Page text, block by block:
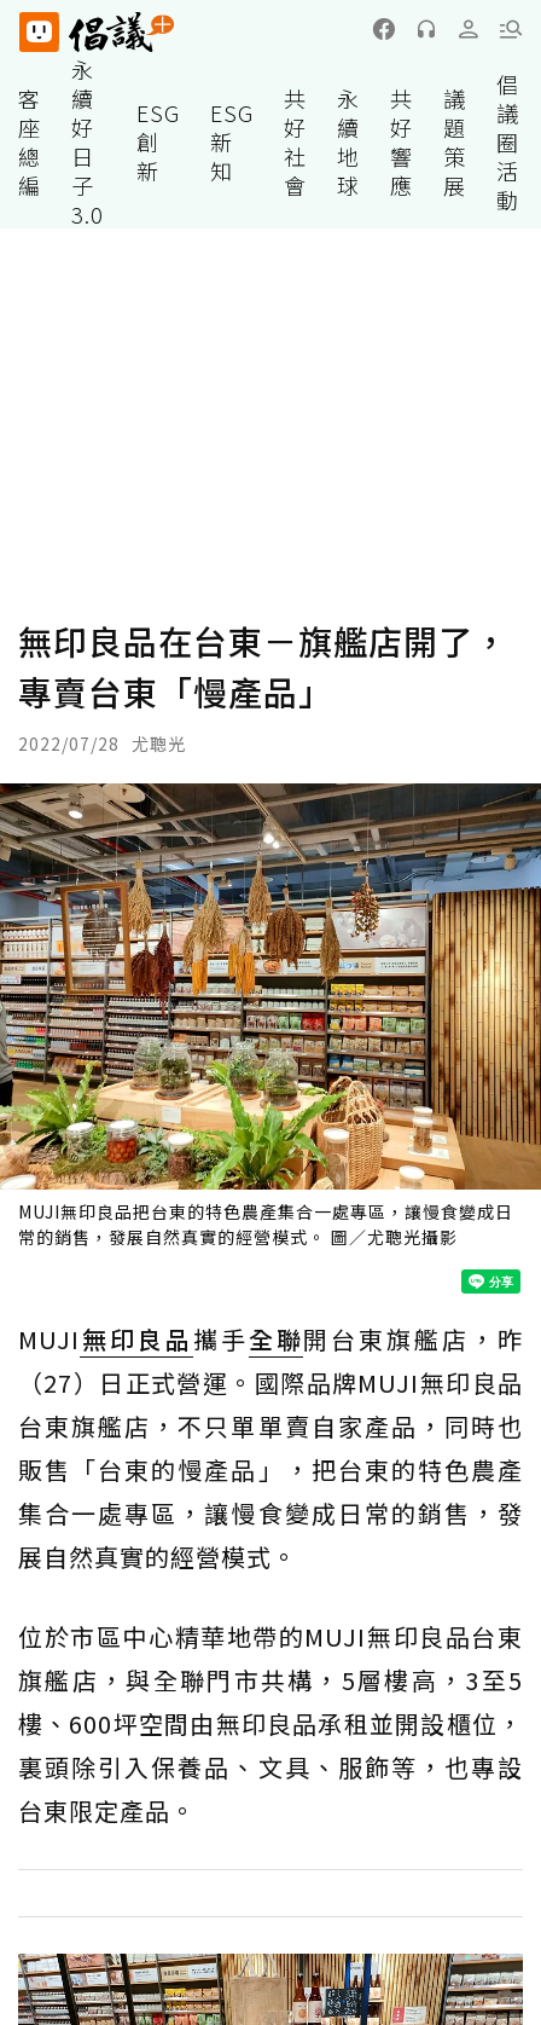
客
座
總
編
永
續
好
日
子
3.0
ESG
創
新
ESG
新
知
共
好
社
會
永
續
地
球
共
好
響
應
議
題
策
展
倡
議
圈
活
動
無印良品在台東－旗艦店開了，
專賣台東「慢產品」
2022/07/28 尤聰光
MUJI無印良品把台東的特色農產集合一處專區，讓慢食變成日
常的銷售，發展自然真實的經營模式。 圖／尤聰光攝影
MUJI無印良品 攜手全聯開台東旗艦店，昨
（27）日正式營運。國際品牌MUJI無印良品
台東旗艦店，不只單單賣自家產品，同時也
販售「台東的慢產品」，把台東的特色農產
集合一處專區，讓慢食變成日常的銷售，發
展自然真實的經營模式。
位於市區中心精華地帶的MUJI無印良品台東
旗艦店，與全聯門市共構，5層樓高，3至5
樓、600坪空間由無印良品承租並開設櫃位，
裏頭除引入保養品、文具、服飾等，也專設
台東限定產品。